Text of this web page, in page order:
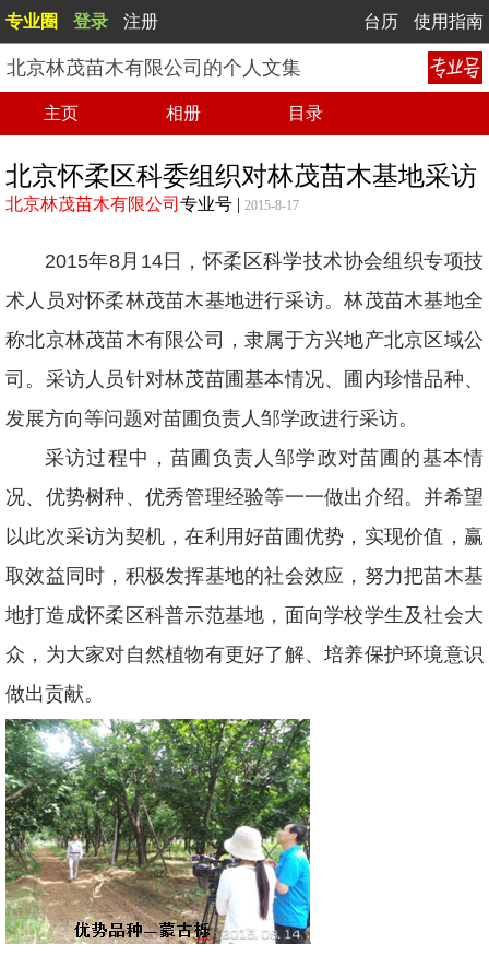
专业圈 登录 注册 台历 使用指南
北京林茂苗木有限公司的个人文集
主页 相册 目录
北京怀柔区科委组织对林茂苗木基地采访
北京林茂苗木有限公司 专业号 | 2015-8-17
2015年8月14日，怀柔区科学技术协会组织专项技
术人员对怀柔林茂苗木基地进行采访。林茂苗木基地全
称北京林茂苗木有限公司，隶属于方兴地产北京区域公
司。采访人员针对林茂苗圃基本情况、圃内珍惜品种、
发展方向等问题对苗圃负责人邹学政进行采访。
采访过程中，苗圃负责人邹学政对苗圃的基本情
况、优势树种、优秀管理经验等一一做出介绍。并希望
以此次采访为契机，在利用好苗圃优势，实现价值，赢
取效益同时，积极发挥基地的社会效应，努力把苗木基
地打造成怀柔区科普示范基地，面向学校学生及社会大
众，为大家对自然植物有更好了解、培养保护环境意识
做出贡献。